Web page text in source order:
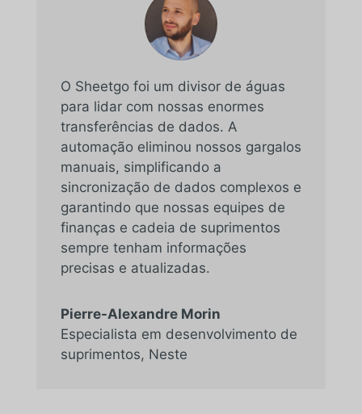
O Sheetgo foi um divisor de águas
para lidar com nossas enormes
transferências de dados. A
automação eliminou nossos gargalos
manuais, simplificando a
sincronização de dados complexos e
garantindo que nossas equipes de
finanças e cadeia de suprimentos
sempre tenham informações
precisas e atualizadas.
Pierre-Alexandre Morin
Especialista em desenvolvimento de
suprimentos, Neste